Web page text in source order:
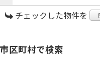
チェックした物件を
市区町村で検索